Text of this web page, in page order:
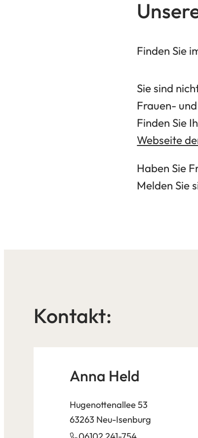
Finden Sie
Sie sind
Frauen-
Finden Sie
Webseite
Haben Sie
Melden Sie
Kontakt:
Anna Held
Hugenottenallee 53
63263 Neu-Isenburg